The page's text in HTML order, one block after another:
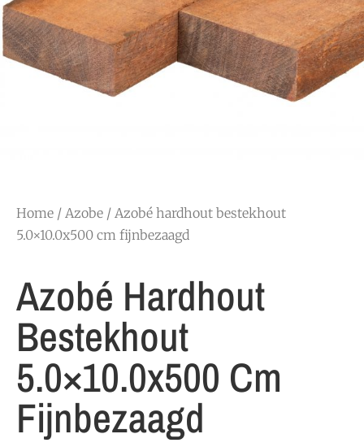
Home / Azobe / Azobé hardhout bestekhout
5.0×10.0x500 cm fijnbezaagd
Azobé Hardhout
Bestekhout
5.0×10.0x500 Cm
Fijnbezaagd